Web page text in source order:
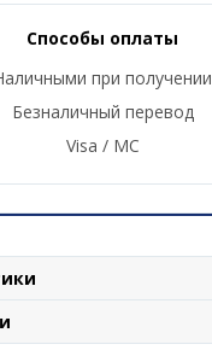
Способы оплаты
при получении
Безналичный перевод
Visa / MC